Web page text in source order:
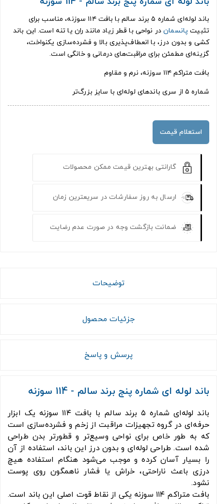
باند لوله‌ای شماره ۵ برند سالم با بافت ۱۱۴ سوزنه، مناسب برای
تثبیت پانسماندر نواحی با قطر زیاد مانند ران یا تنه است. این باند
کشی و بدون درز، با انعطاف‌پذیری بالا و فشرده‌سازی یکنواخت،
گزینه‌ای مطمئن برای مراقبت‌های درمانی و خانگی است.
بافت متراکم ۱۱۴ سوزنه، نرم و مقاوم
شماره ۵ از سری باندهای لوله‌ای با سایز بزرگ‌تر
استعلام قیمت
گارانتی بهترین قیمت ممکن محصولات
ارسال به روز سفارشات در سریعترین زمان
ضمانت بازگشت وجه در صورت عدم رضایت
توضیحات
جزئیات محصول
پرسش و پاسخ
باند لوله ای شماره پنج برند سالم - 114 سوزنه
باند لوله‌ای شماره ۵ برند سالم با بافت ۱۱۴ سوزنه یک ابزار
حرفه‌ای در گروه تجهیزات مراقبت از زخم و فشرده‌سازی است
که به طور خاص برای نواحی وسیع‌تر و قطورتر بدن طراحی
شده است. طراحی لوله‌ای و بدون درز این باند، استفاده از آن
را بسیار آسان کرده و موجب می‌شود هنگام استفاده هیچ
درزی باعث ناراحتی، خراش یا فشار ناهمگون روی پوست
نشود.
بافت متراکم ۱۱۴ سوزنه یکی از نقاط قوت اصلی این باند است.